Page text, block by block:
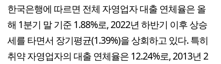
한국은행에 따르면 전체 자영업자 대출 연체율은 올
해 1분기 말 기준 1.88%로, 2022년 하반기 이후 상승
세를 타면서 장기평균(1.39%)을 상회하고 있다. 특히
취약 자영업자의 대출 연체율은 12.24%로, 2013년 2